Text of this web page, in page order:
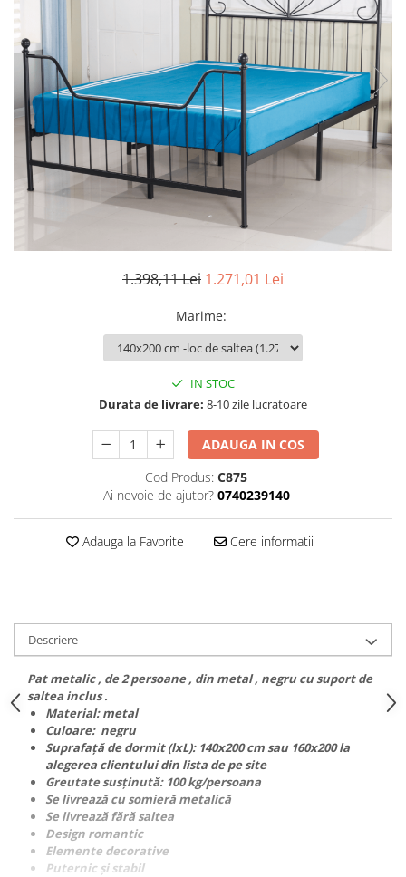
Set mobilier Living
Seturi masa +scaune dining
Tabureti
Seturi dormitoare complete
Suporturi saltea/Somiere/Gratii
pentru pat
1.398,11 Lei 1.271,01 Lei
Marime:
IN STOC
Durata de livrare: 8-10 zile lucratoare
ADAUGA IN COS
Cod Produs: C875
Ai nevoie de ajutor? 0740239140
Adauga la Favorite Cere informatii
Descriere
Pat metalic , de 2 persoane , din metal , negru cu suport de
saltea inclus .
Material: metal
Culoare: negru
Suprafaţă de dormit (lxL): 140x200 cm sau 160x200 la
alegerea clientului din lista de pe site
Greutate susţinută: 100 kg/persoana
Se livrează cu somieră metalică
Se livrează fără saltea
Design romantic
Elemente decorative
Puternic şi stabil